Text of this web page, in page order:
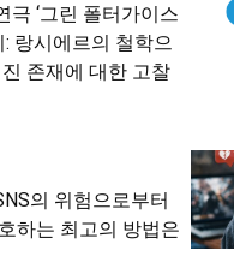
극 ‘그린 폴터가이스
: 랑시에르의 철학으
존재에 대한 고찰
의 위험으로부터
하는 최고의 방법은